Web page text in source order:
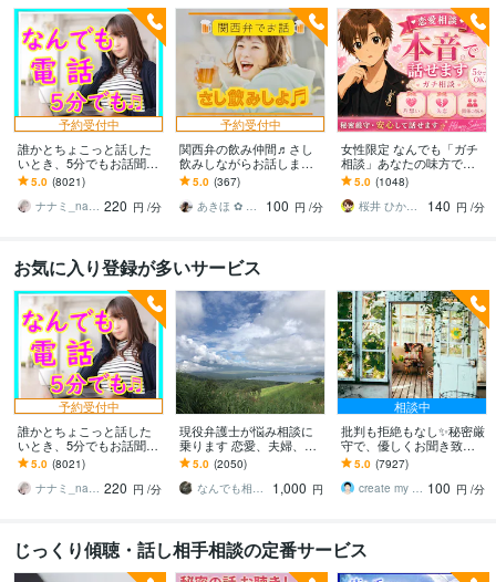
予約受付中
誰かとちょこっと話した
いとき、5分でもお話聞き
ます 疲れた～、でもカウ
ンセリングじゃない、な
んとなく雑談聞いて～
5.0 (8021)
ナナミ_nanami 220 円 /分
予約受付中
関西弁の飲み仲間♬さし
飲みしながらお話します
何となく話したい✨酔った
時のいい気分のまま⭐︎お話
しましょう
5.0 (367)
あきほ ✿ 元気を届ける関西女子✨
100 円 /分
女性限定 なんでも「ガチ
相談」あなたの味方で話
ます 男性目線で、あなた
の恋の“答え”を言葉にしま
す。
5.0 (1048)
桜井 ひかる｜経験豊富の恋愛相談室
140 円 /分
お気に入り登録が多いサービス
予約受付中
誰かとちょこっと話した
いとき、5分でもお話聞き
ます 疲れた～、でもカウ
ンセリングじゃない、な
んとなく雑談聞いて～
5.0 (8021)
ナナミ_nanami 220 円 /分
現役弁護士が悩み相談に
乗ります 恋愛、夫婦、学
校、会社、お金，単なる
愚痴など何でもOK！
5.0 (2050)
なんでも相談員
1,000 円
相談中
批判も拒絶もなし✨秘密厳
守で、優しくお聞き致し
ます ✨お試し１分から✨
違うかな？と思ったら途
中で切って構いません
5.0 (7927)
create my life 100 円 /分
じっくり傾聴・話し相手相談の定番サービス